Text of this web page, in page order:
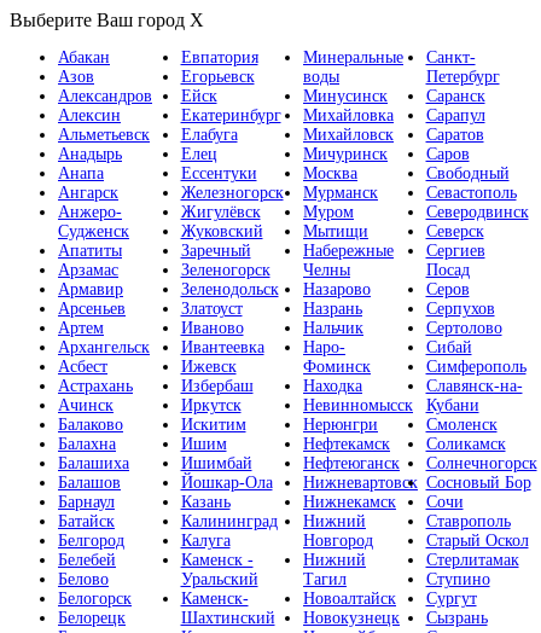
Выберите Ваш город X
Абакан
Азов
Александров
Алексин
Альметьевск
Анадырь
Анапа
Ангарск
Анжеро-
Судженск
Апатиты
Арзамас
Армавир
Арсеньев
Артем
Архангельск
Асбест
Астрахань
Ачинск
Балаково
Балахна
Балашиха
Балашов
Барнаул
Батайск
Белгород
Белебей
Белово
Белогорск
Белорецк
Евпатория
Егорьевск
Ейск
Екатеринбург
Елабуга
Елец
Ессентуки
Железногорск
Жигулёвск
Жуковский
Заречный
Зеленогорск
Зеленодольск
Златоуст
Иваново
Ивантеевка
Ижевск
Избербаш
Иркутск
Искитим
Ишим
Ишимбай
Йошкар-Ола
Казань
Калининград
Калуга
Каменск -
Уральский
Каменск-
Шахтинский
Минеральные
воды
Минусинск
Михайловка
Михайловск
Мичуринск
Москва
Мурманск
Муром
Мытищи
Набережные
Челны
Назарово
Назрань
Нальчик
Наро-
Фоминск
Находка
Невинномысск
Нерюнгри
Нефтекамск
Нефтеюганск
Нижневартовск
Нижнекамск
Нижний
Новгород
Нижний
Тагил
Новоалтайск
Новокузнецк
Санкт-
Петербург
Саранск
Сарапул
Саратов
Саров
Свободный
Севастополь
Северодвинск
Северск
Сергиев
Посад
Серов
Серпухов
Сертолово
Сибай
Симферополь
Славянск-на-
Кубани
Смоленск
Соликамск
Солнечногорск
Сосновый Бор
Сочи
Ставрополь
Старый Оскол
Стерлитамак
Ступино
Сургут
Сызрань